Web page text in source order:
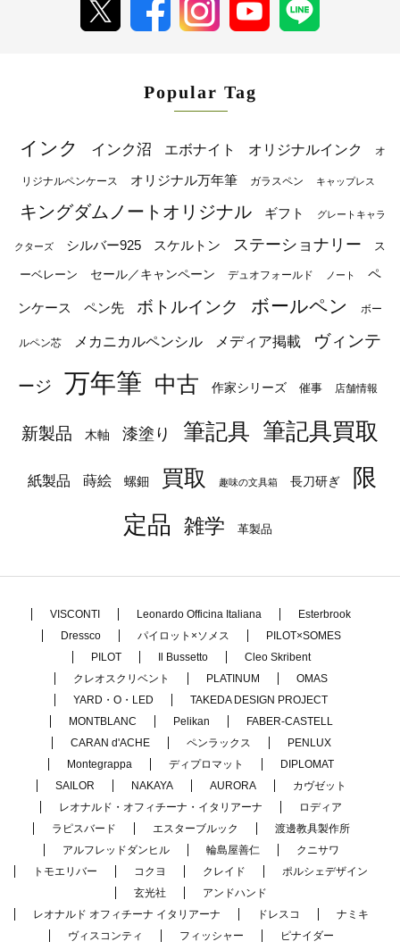
Popular Tag
インク インク沼 エボナイト オリジナルインク オ
リジナルペンケース オリジナル万年筆 ガラスペン キャップレス
キングダムノートオリジナル ギフト グレートキャラ
クターズ シルバー925 スケルトン ステーショナリー ス
ーベレーン セール／キャンペーン デュオフォールド ノート ペ
ンケース ペン先 ボトルインク ボールペン ボー
ルペン芯 メカニカルペンシル メディア掲載 ヴィンテ
ージ 万年筆 中古 作家シリーズ 催事 店舗情報
新製品 木軸 漆塗り 筆記具 筆記具買取
紙製品 蒔絵 螺鈿 買取 趣味の文具箱 長刀研ぎ
限
定品
雑学 革製品
VISCONTI Leonardo Officina Italiana
Esterbrook
Dressco
パイロット×ソメス
PILOT×SOMES
PILOT
Il Bussetto
Cleo Skribent
クレオスクリベント
PLATINUM
OMAS
YARD・O・LED
TAKEDA DESIGN PROJECT
MONTBLANC
Pelikan
FABER-CASTELL
CARAN d'ACHE
ペンラックス
PENLUX
Montegrappa
ディプロマット
DIPLOMAT
SAILOR
NAKAYA AURORA
カヴゼット
レオナルド・オフィチーナ・イタリアーナ
ロディア
ラピスバード
エスターブルック
渡邊教具製作所
アルフレッドダンヒル
輪島屋善仁
クニサワ
トモエリバー
コクヨ クレイド
ポルシェデザイン
玄光社
アンドハンド
レオナルド オフィチーナ イタリアーナ
ドレスコ
ナミキ
ヴィスコンティ
フィッシャー
ピナイダー